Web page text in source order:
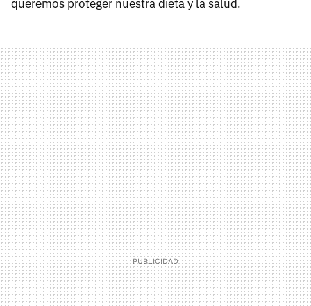
queremos proteger nuestra dieta y la salud.